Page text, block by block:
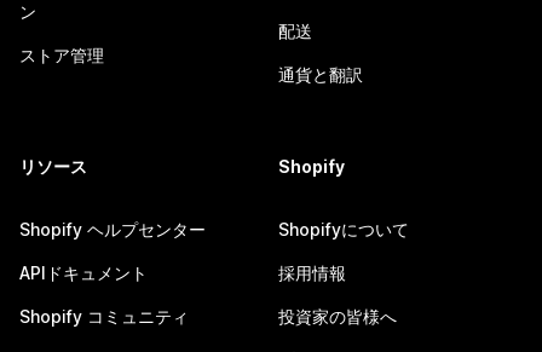
ン
ストア管理
配送
通貨と翻訳
リソース
Shopify ヘルプセンター
APIドキュメント
Shopify コミュニティ
Shopify
Shopifyについて
採用情報
投資家の皆様へ